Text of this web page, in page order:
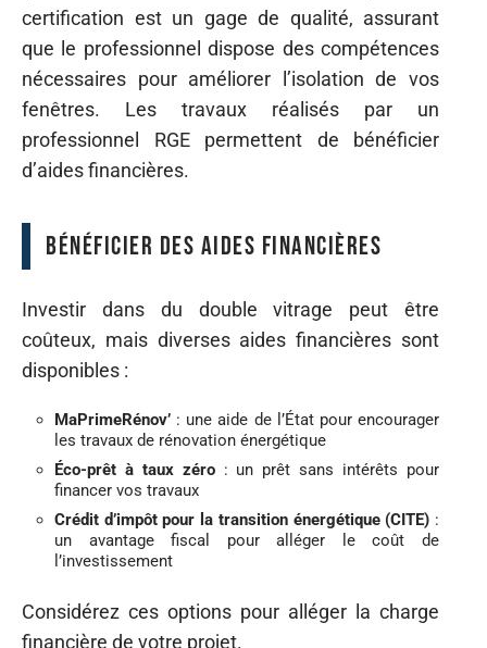
certification est un gage de qualité, assurant
que le professionnel dispose des compétences
nécessaires pour améliorer l’isolation de vos
fenêtres. Les travaux réalisés par un
professionnel RGE permettent de bénéficier
d’aides financières.
Bénéficier des aides financières
Investir dans du double vitrage peut être
coûteux, mais diverses aides financières sont
disponibles :
MaPrimeRénov’ : une aide de l’État pour encourager
les travaux de rénovation énergétique
Éco-prêt à taux zéro: un prêt sans intérêts pour
financer vos travaux
Crédit d’impôt pour la transition énergétique (CITE) :
un avantage fiscal pour alléger le coût de
l’investissement
Considérez ces options pour alléger la charge
financière de votre projet.